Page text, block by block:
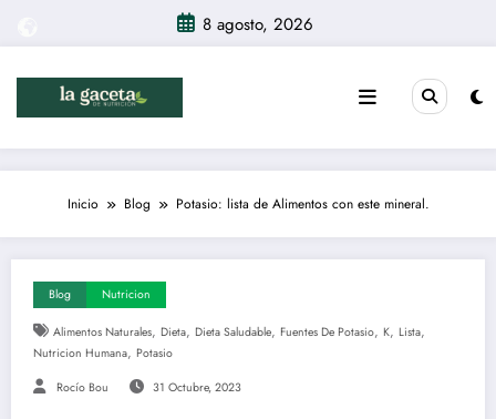
contenido
8 agosto, 2026
Inicio Blog Potasio: lista de Alimentos con este mineral.
Blog Nutricion
Alimentos Naturales, Dieta, Dieta Saludable, Fuentes De Potasio, K, Lista,
Nutricion Humana, Potasio
Rocío Bou 31 Octubre, 2023